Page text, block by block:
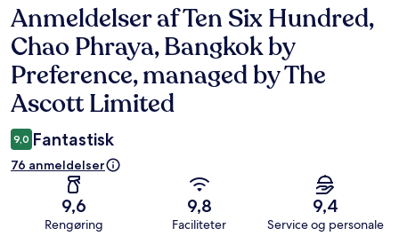
Anmeldelser
Anmeldelser af Ten Six Hundred,
Chao Phraya, Bangkok by
Preference, managed by The
Ascott Limited
9,0 Fantastisk
76 anmeldelser
9,6
Rengøring
9,8
Faciliteter
9,4
Service og personale